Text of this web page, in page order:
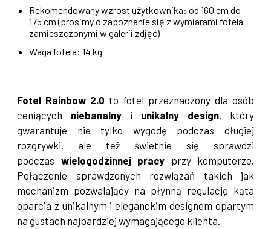
Rekomendowany wzrost użytkownika: od 160 cm do
175 cm (prosimy o zapoznanie się z wymiarami fotela
zamieszczonymi w galerii zdjęć)
Waga fotela: 14 kg
Fotel Rainbow 2.0 to fotel przeznaczony dla osób
ceniących niebanalny i unikalny design, który
gwarantuje nie tylko wygodę podczas długiej
rozgrywki, ale też świetnie się sprawdzi
podczas wielogodzinnej pracy przy komputerze.
Połączenie sprawdzonych rozwiązań takich jak
mechanizm pozwalający na płynną regulację kąta
oparcia z unikalnym i eleganckim designem opartym
na gustach najbardziej wymagającego klienta.